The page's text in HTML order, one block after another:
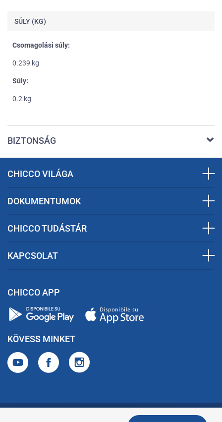
SÚLY (KG)
Csomagolási súly:
0.239 kg
Súly:
0.2 kg
BIZTONSÁG
CHICCO VILÁGA
DOKUMENTUMOK
CHICCO TUDÁSTÁR
KAPCSOLAT
CHICCO APP
KÖVESS MINKET
Adatvédelem és Cookie